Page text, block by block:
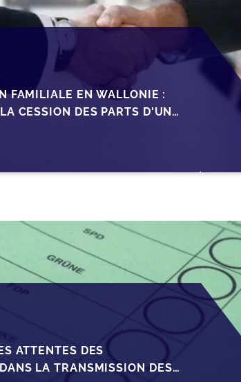
FAMILIALE EN WALLONIE :
CESSION DES PARTS D'UNE
ATTENTES DES
LA TRANSMISSION DES